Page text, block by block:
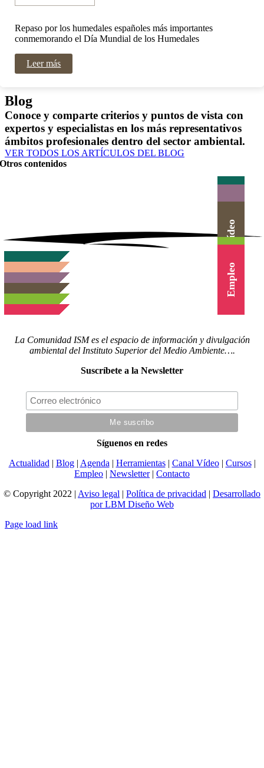
Repaso por los humedales españoles más importantes
conmemorando el Día Mundial de los Humedales
Leer más
Blog
Conoce y comparte criterios y puntos de vista con
expertos y especialistas en los más representativos
ámbitos profesionales dentro del sector ambiental.
VER TODOS LOS ARTÍCULOS DEL BLOG
Otros contenidos
Actualidad
Agenda
Herramientas
Canal Vídeo
Cursos
Empleo
La Comunidad ISM es el espacio de información y divulgación
ambiental del Instituto Superior del Medio Ambiente….
Suscríbete a la Newsletter
Síguenos en redes
Actualidad | Blog| Agenda | Herramientas| Canal Vídeo| Cursos|
Empleo | Newsletter| Contacto
© Copyright 2022 | Aviso legal | Política de privacidad | Desarrollado
por LBM Diseño Web
Page load link